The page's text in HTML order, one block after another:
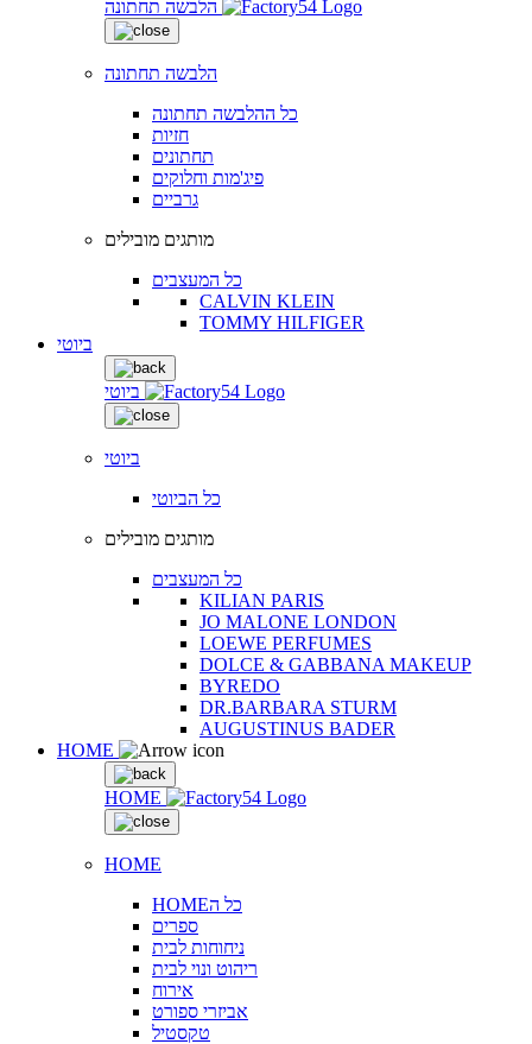
הלבשה תחתונה
הלבשה תחתונה
כל ההלבשה תחתונה
חזיות
תחתונים
פיג'מות וחלוקים
גרביים
מותגים מובילים
כל המעצבים
CALVIN KLEIN
TOMMY HILFIGER
ביוטי
ביוטי
ביוטי
כל הביוטי
מותגים מובילים
כל המעצבים
KILIAN PARIS
JO MALONE LONDON
LOEWE PERFUMES
DOLCE & GABBANA MAKEUP
BYREDO
DR.BARBARA STURM
AUGUSTINUS BADER
HOME
HOME
HOME
HOMEכל ה
ספרים
ניחוחות לבית
ריהוט ונוי לבית
אירוח
אביזרי ספורט
טקסטיל